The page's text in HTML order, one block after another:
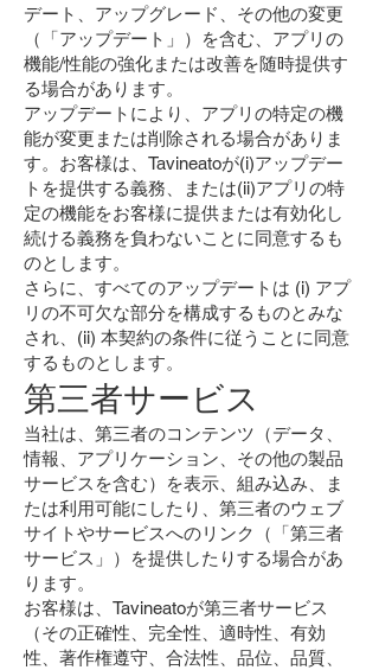
デート、アップグレード、その他の変更
（「アップデート」）を含む、アプリの
機能/性能の強化または改善を随時提供す
る場合があります。
アップデートにより、アプリの特定の機
能が変更または削除される場合がありま
す。お客様は、Tavineatoが(i)アップデー
トを提供する義務、または(ii)アプリの特
定の機能をお客様に提供または有効化し
続ける義務を負わないことに同意するも
のとします。
さらに、すべてのアップデートは (i) アプ
リの不可欠な部分を構成するものとみな
され、(ii) 本契約の条件に従うことに同意
するものとします。
第三者サービス
当社は、第三者のコンテンツ（データ、
情報、アプリケーション、その他の製品
サービスを含む）を表示、組み込み、ま
たは利用可能にしたり、第三者のウェブ
サイトやサービスへのリンク（「第三者
サービス」）を提供したりする場合があ
ります。
お客様は、Tavineatoが第三者サービス
（その正確性、完全性、適時性、有効
性、著作権遵守、合法性、品位、品質、